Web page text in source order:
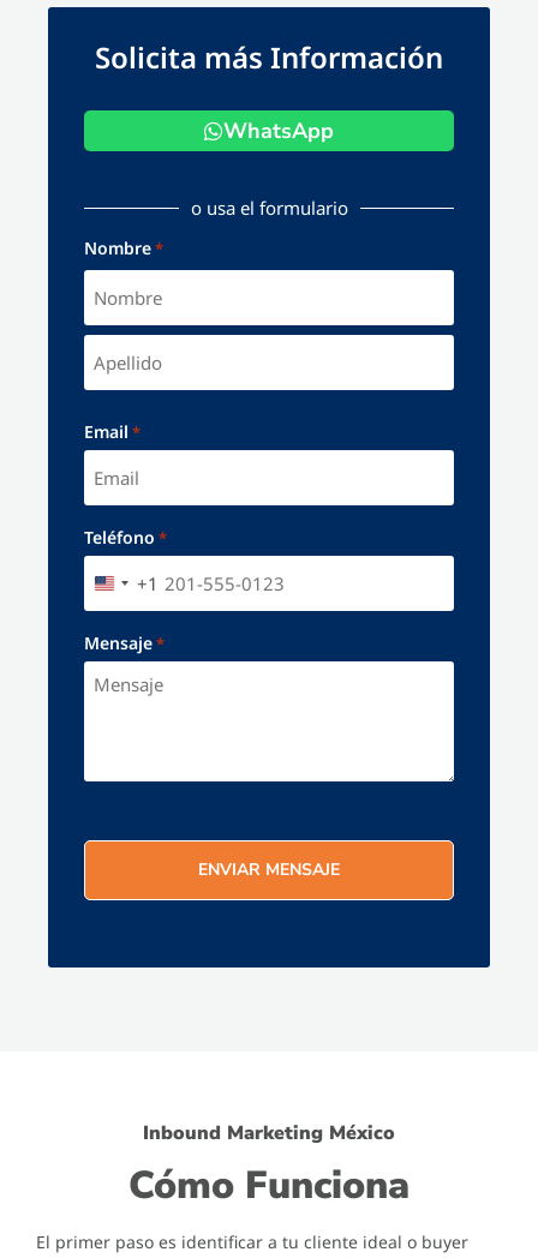
Solicita más Información
WhatsApp
o usa el formulario
Nombre*
Email *
Teléfono *
UNITED STATES +1
+1
Mensaje*
Inbound Marketing México
Cómo Funciona
El primer paso es identificar a tu cliente ideal o buyer